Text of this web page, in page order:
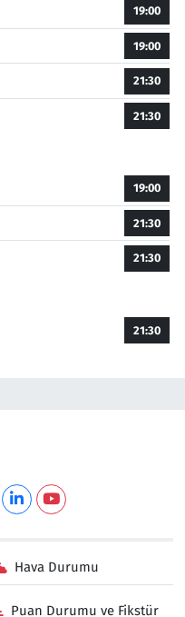
19:00
19:00
21:30
21:30
19:00
21:30
21:30
21:30
Hava Durumu
Puan Durumu ve Fikstür